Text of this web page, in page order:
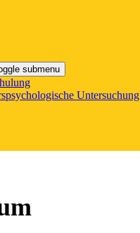
submenu
Untersuchung